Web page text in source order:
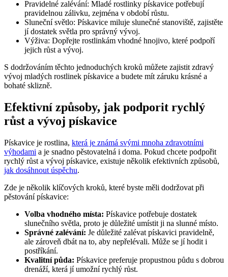
Pravidelné zalévání: Mladé rostlinky pískavice potřebují
pravidelnou zálivku, zejména v období růstu.
Sluneční světlo: Pískavice miluje slunečné stanoviště, zajistěte
jí dostatek světla pro správný vývoj.
Výživa: Dopřejte rostlinkám vhodné hnojivo, které podpoří
jejich růst a vývoj.
S dodržováním těchto jednoduchých kroků můžete zajistit zdravý
vývoj mladých rostlinek pískavice a budete mít záruku krásné a
bohaté sklizně.
Efektivní způsoby, jak podporit rychlý
růst a vývoj pískavice
Pískavice je rostlina, která je známá svými mnoha zdravotními
výhodami a je snadno pěstovatelná i doma. Pokud chcete podpořit
rychlý růst a vývoj pískavice, existuje několik efektivních způsobů,
jak dosáhnout úspěchu.
Zde je několik klíčových kroků, které byste měli dodržovat při
pěstování pískavice:
Volba vhodného místa: Pískavice potřebuje dostatek
slunečního světla, proto je důležité umístit ji na slunné místo.
Správné zalévání: Je důležité zalévat pískavici pravidelně,
ale zároveň dbát na to, aby nepřelévali. Může se jí hodit i
postříkání.
Kvalitní půda: Pískavice preferuje propustnou půdu s dobrou
drenáží, která jí umožní rychlý růst.